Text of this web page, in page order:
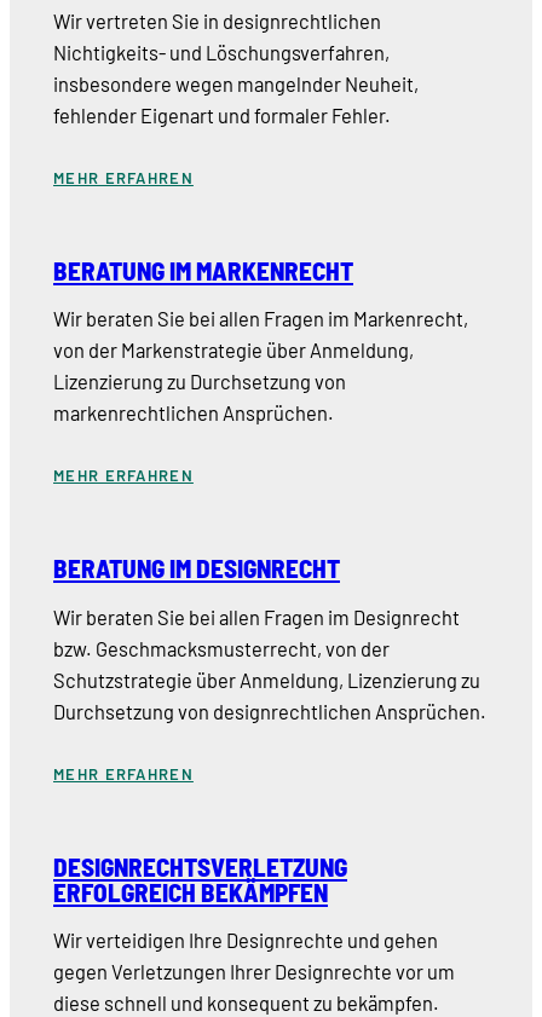
Wir vertreten Sie in designrechtlichen
Nichtigkeits- und Löschungsverfahren,
insbesondere wegen mangelnder Neuheit,
fehlender Eigenart und formaler Fehler.
MEHR ERFAHREN
BERATUNG IM MARKENRECHT
Wir beraten Sie bei allen Fragen im Markenrecht,
von der Markenstrategie über Anmeldung,
Lizenzierung zu Durchsetzung von
markenrechtlichen Ansprüchen.
MEHR ERFAHREN
BERATUNG IM DESIGNRECHT
Wir beraten Sie bei allen Fragen im Designrecht
bzw. Geschmacksmusterrecht, von der
Schutzstrategie über Anmeldung, Lizenzierung zu
Durchsetzung von designrechtlichen Ansprüchen.
MEHR ERFAHREN
DESIGNRECHTSVERLETZUNG
ERFOLGREICH BEKÄMPFEN
Wir verteidigen Ihre Designrechte und gehen
gegen Verletzungen Ihrer Designrechte vor um
diese schnell und konsequent zu bekämpfen.